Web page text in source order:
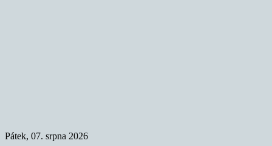
Pátek, 07. srpna 2026